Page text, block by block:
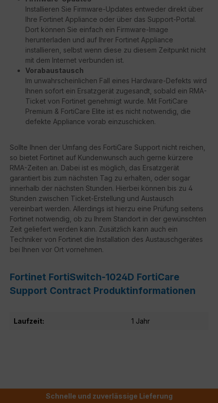
Installieren Sie Firmware-Updates entweder direkt über
Ihre Fortinet Appliance oder über das Support-Portal.
Dort können Sie einfach ein Firmware-Image
herunterladen und auf Ihrer Fortinet Appliance
installieren, selbst wenn diese zu diesem Zeitpunkt nicht
mit dem Internet verbunden ist.
Vorabaustausch
Im unwahrscheinlichen Fall eines Hardware-Defekts wird
Ihnen sofort ein Ersatzgerät zugesandt, sobald ein RMA-
Ticket von Fortinet genehmigt wurde. Mit FortiCare
Premium & FortiCare Elite ist es nicht notwendig, die
defekte Appliance vorab einzuschicken.
Sollte Ihnen der Umfang des FortiCare Support nicht reichen,
so bietet Fortinet auf Kundenwunsch auch gerne kürzere
RMA-Zeiten an. Dabei ist es möglich, das Ersatzgerät
garantiert bis zum nächsten Tag zu erhalten, oder sogar
innerhalb der nächsten Stunden. Hierbei können bis zu 4
Stunden zwischen Ticket-Erstellung und Austausch
vereinbart werden. Allerdings ist hierzu eine Prüfung seitens
Fortinet notwendig, ob zu Ihrem Standort in der gewünschten
Zeit geliefert werden kann. Zusätzlich kann auch ein
Techniker von Fortinet die Installation des Austauschgerätes
bei Ihnen vor Ort vornehmen.
Fortinet FortiSwitch-1024D FortiCare
Support Contract Produktinformationen
Laufzeit: 1 Jahr
Schnelle und zuverlässige Lieferung